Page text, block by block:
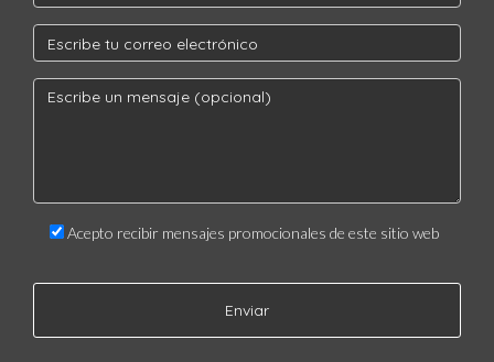
Acepto recibir mensajes promocionales de este sitio web
Enviar